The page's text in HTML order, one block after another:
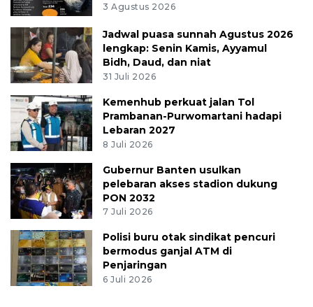
3 Agustus 2026
Jadwal puasa sunnah Agustus 2026
lengkap: Senin Kamis, Ayyamul
Bidh, Daud, dan niat
31 Juli 2026
Kemenhub perkuat jalan Tol
Prambanan-Purwomartani hadapi
Lebaran 2027
8 Juli 2026
Gubernur Banten usulkan
pelebaran akses stadion dukung
PON 2032
7 Juli 2026
Polisi buru otak sindikat pencuri
bermodus ganjal ATM di
Penjaringan
6 Juli 2026